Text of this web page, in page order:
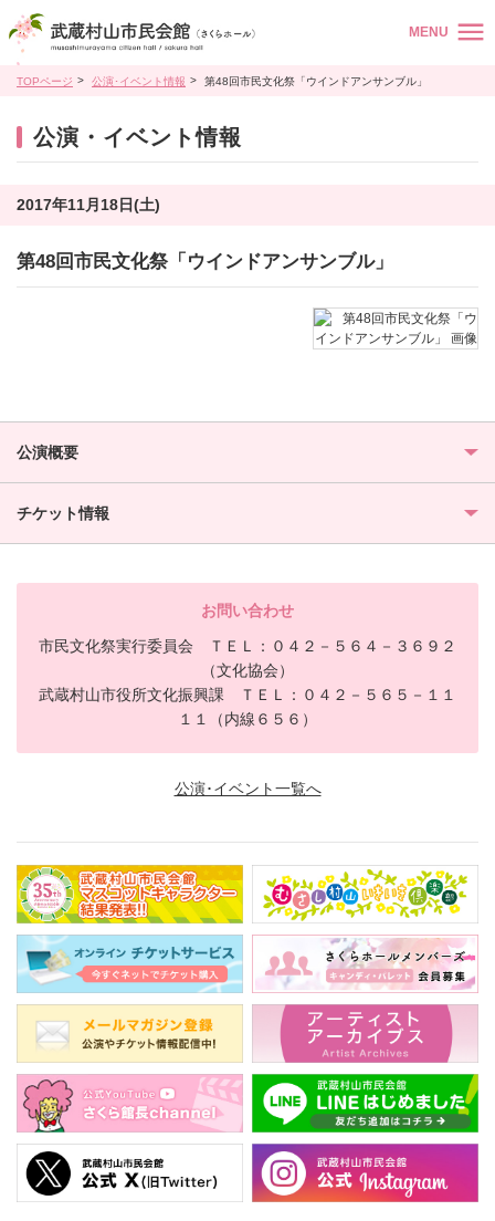
MENU
TOPページ 公演･イベント情報 第48回市民文化祭「ウインドアンサンブル」
公演・イベント情報
2017年11月18日(土)
第48回市民文化祭「ウインドアンサンブル」
公演概要
チケット情報
お問い合わせ
市民文化祭実行委員会 ＴＥＬ：０４２－５６４－３６９２
（文化協会）
武蔵村山市役所文化振興課 ＴＥＬ：０４２－５６５－１１
１１（内線６５６）
公演･イベント一覧へ